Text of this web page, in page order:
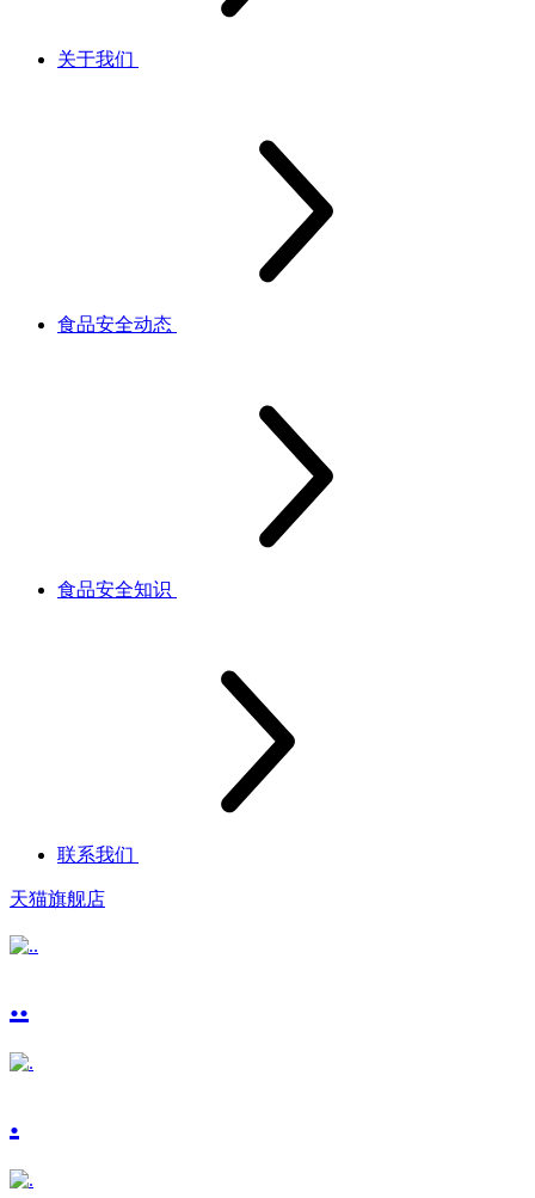
关于我们
食品安全动态
食品安全知识
联系我们
天猫旗舰店
..
.